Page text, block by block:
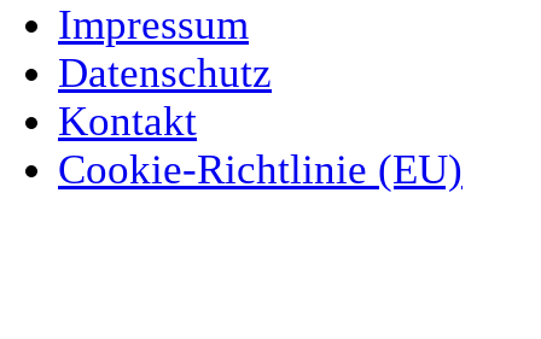
Impressum
Datenschutz
Kontakt
Cookie-Richtlinie (EU)